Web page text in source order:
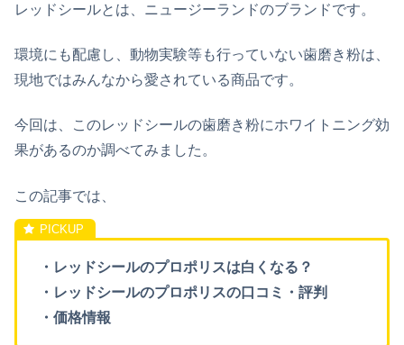
レッドシールとは、ニュージーランドのブランドです。
環境にも配慮し、動物実験等も行っていない歯磨き粉は、
現地ではみんなから愛されている商品です。
今回は、このレッドシールの歯磨き粉にホワイトニング効
果があるのか調べてみました。
この記事では、
・レッドシールのプロポリスは白くなる？
・レッドシールのプロポリスの口コミ・評判
・価格情報